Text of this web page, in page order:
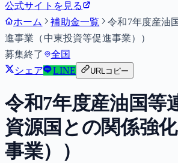
公式サイトを見る
ホーム
補助金一覧
令和7年度産油
進事業（中東投資等促進事業））
募集終了
全国
シェア
LINE URLコピー
令和7年度産油国等
資源国との関係強
事業））